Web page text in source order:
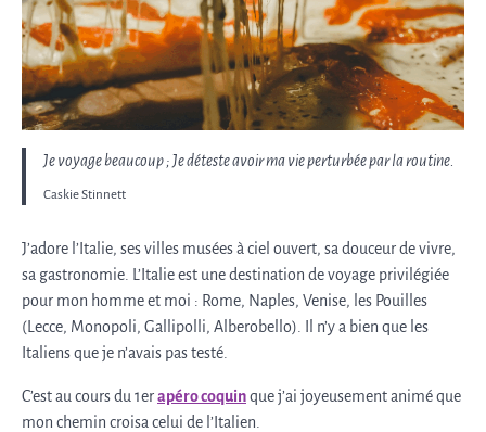
Je voyage beaucoup ; Je déteste avoir ma vie perturbée par la routine.
Caskie Stinnett
J’adore l’Italie, ses villes musées à ciel ouvert, sa douceur de vivre,
sa gastronomie. L’Italie est une destination de voyage privilégiée
pour mon homme et moi : Rome, Naples, Venise, les Pouilles
(Lecce, Monopoli, Gallipolli, Alberobello). Il n’y a bien que les
Italiens que je n’avais pas testé.
C’est au cours du 1erapéro coquinque j’ai joyeusement animé que
mon chemin croisa celui de l’Italien.